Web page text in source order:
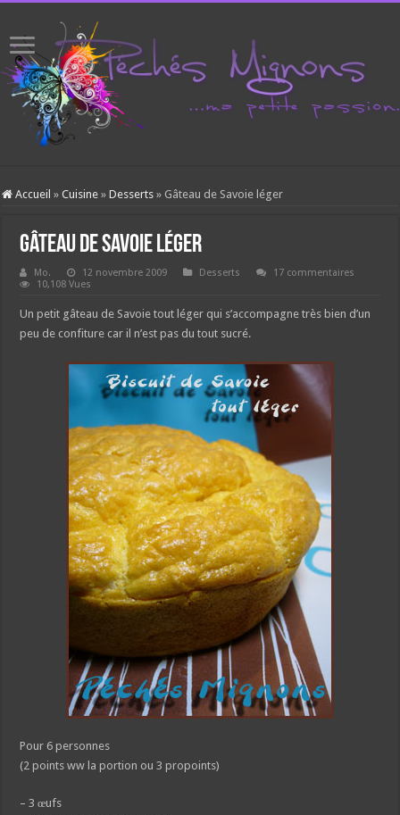
Accueil » Cuisine » Desserts » Gâteau de Savoie léger
Gâteau de Savoie léger
Mo. 12 novembre 2009 Desserts
17 commentaires
10,108 Vues
Un petit gâteau de Savoie tout léger qui s’accompagne très bien d’un
peu de confiture car il n’est pas du tout sucré.
Pour 6 personnes
(2 points ww la portion ou 3 propoints)
– 3 œufs